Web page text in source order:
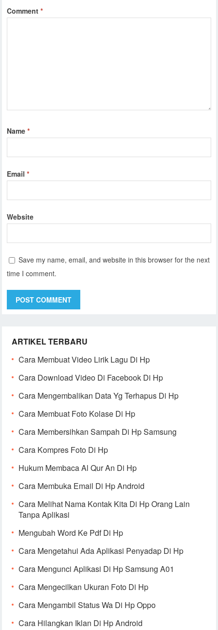
Comment*
Name*
Email*
Website
Save my name, email, and website in this browser for the next
time I comment.
ARTIKEL TERBARU
Cara Membuat Video Lirik Lagu Di Hp
Cara Download Video Di Facebook Di Hp
Cara Mengembalikan Data Yg Terhapus Di Hp
Cara Membuat Foto Kolase Di Hp
Cara Membersihkan Sampah Di Hp Samsung
Cara Kompres Foto Di Hp
Hukum Membaca Al Qur An Di Hp
Cara Membuka Email Di Hp Android
Cara Melihat Nama Kontak Kita Di Hp Orang Lain
Tanpa Aplikasi
Mengubah Word Ke Pdf Di Hp
Cara Mengetahui Ada Aplikasi Penyadap Di Hp
Cara Mengunci Aplikasi Di Hp Samsung A01
Cara Mengecilkan Ukuran Foto Di Hp
Cara Mengambil Status Wa Di Hp Oppo
Cara Hilangkan Iklan Di Hp Android